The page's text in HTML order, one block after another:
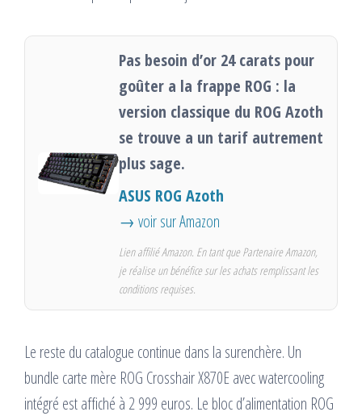
Pas besoin d’or 24 carats pour
goûter a la frappe ROG : la
version classique du ROG Azoth
se trouve a un tarif autrement
plus sage.
ASUS ROG Azoth
→ voir sur Amazon
Lien affilié Amazon. En tant que Partenaire Amazon,
je réalise un bénéfice sur les achats remplissant les
conditions requises.
Le reste du catalogue continue dans la surenchère. Un
bundle carte mère ROG Crosshair X870E avec watercooling
intégré est affiché à 2 999 euros. Le bloc d’alimentation ROG